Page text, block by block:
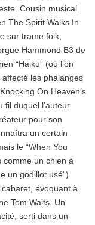
Cousin musical
The Spirit Walks In
sur trame folk,
Hammond B3 de
“Haiku” (où l’on
affecté les phalanges
On Heaven’s
fil duquel l’auteur
pour son
un certain
le “When You
comme un chien à
un godillot usé”)
évoquant à
Tom Waits. Un
serti dans un